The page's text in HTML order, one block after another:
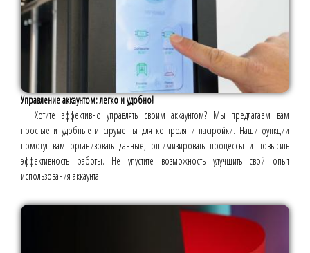
Управление аккаунтом: легко и удобно!
Хотите эффективно управлять своим аккаунтом? Мы предлагаем вам
простые и удобные инструменты для контроля и настройки. Наши функции
помогут вам организовать данные, оптимизировать процессы и повысить
эффективность работы. Не упустите возможность улучшить свой опыт
использования аккаунта!